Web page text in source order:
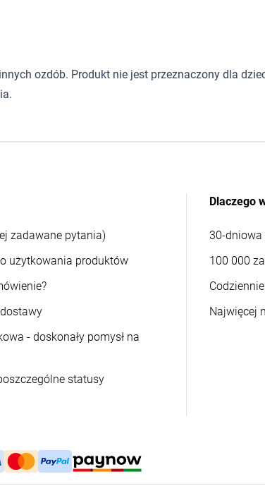
ozdób. Produkt nie jest przeznaczony dla
zadawane pytania)
użytkowania produktów
- doskonały pomysł na
statusy
Dlaczego
30-dniowa
100 000
Najwięcej